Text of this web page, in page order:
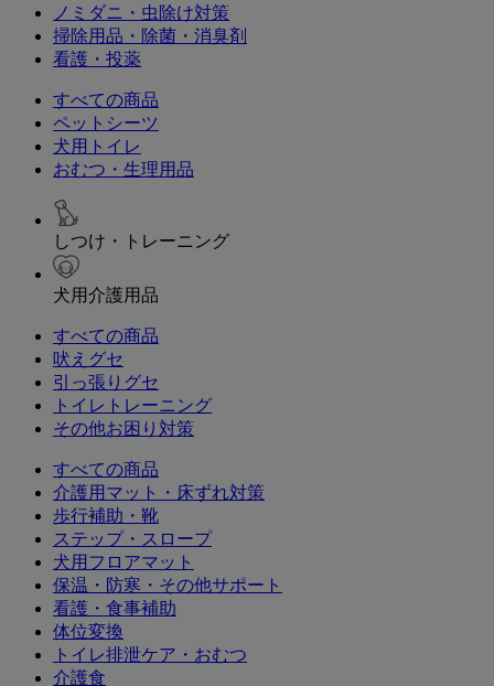
ノミダニ・虫除け対策
掃除用品・除菌・消臭剤
看護・投薬
すべての商品
ペットシーツ
犬用トイレ
おむつ・生理用品
しつけ・トレーニング
犬用介護用品
すべての商品
吠えグセ
引っ張りグセ
トイレトレーニング
その他お困り対策
すべての商品
介護用マット・床ずれ対策
歩行補助・靴
ステップ・スロープ
犬用フロアマット
保温・防寒・その他サポート
看護・食事補助
体位変換
トイレ排泄ケア・おむつ
介護食